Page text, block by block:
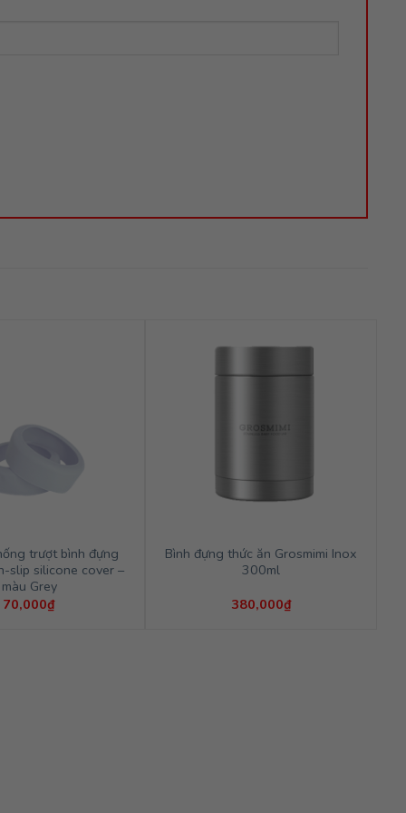
trượt bình đựng
slip silicone cover –
màu Grey
70,000₫
Bình đựng thức ăn Grosmimi Inox
300ml
380,000₫